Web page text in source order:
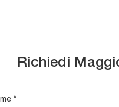
Richiedi